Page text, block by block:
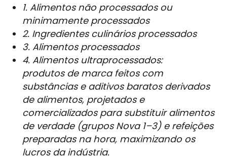
1. Alimentos não processados ou
minimamente processados
2. Ingredientes culinários processados
3. Alimentos processados
4. Alimentos ultraprocessados:
produtos de marca feitos com
substâncias e aditivos baratos derivados
de alimentos, projetados e
comercializados para substituir alimentos
de verdade (grupos Nova 1–3) e refeições
preparadas na hora, maximizando os
lucros da indústria.